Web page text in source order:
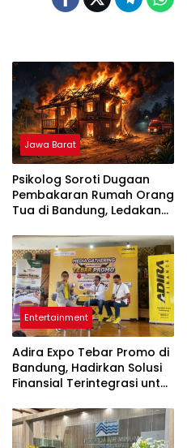
Jawa Barat
Psikolog Soroti Dugaan
Pembakaran Rumah Orang
Tua di Bandung, Ledakan
Entertainment
Adira Expo Tebar Promo di
Bandung, Hadirkan Solusi
Finansial Terintegrasi untuk